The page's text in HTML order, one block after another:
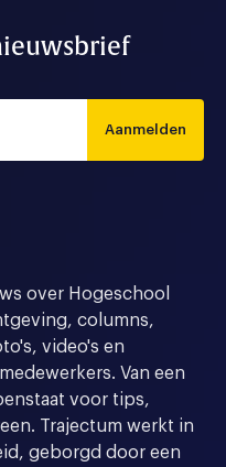
Aanmelden
over Hogeschool
columns,
video's en
Van een
voor tips,
Trajectum werkt in
geborgd door een